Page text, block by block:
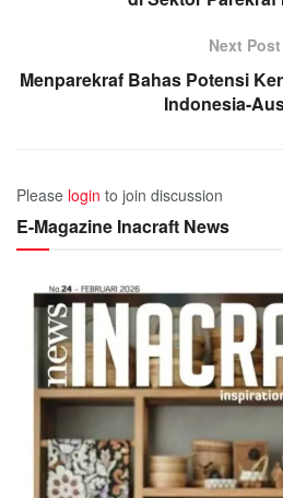
Next Post
Menparekraf Bahas Potensi
Indonesia-
Please login to join discussion
E-Magazine Inacraft News